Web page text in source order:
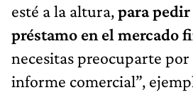
esté a la altura,para
préstamo en el mercado
necesitas preocuparte
informe comercial”,